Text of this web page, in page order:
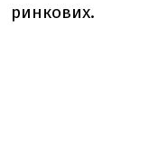
ринкових.